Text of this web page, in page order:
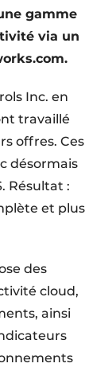
gamme
via un
Inc. en
travaillé
offres. Ces
désormais
Résultat :
et plus
des
cloud,
ainsi